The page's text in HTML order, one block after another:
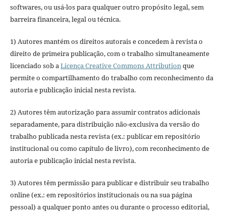
softwares, ou usá-los para qualquer outro propósito legal, sem
barreira financeira, legal ou técnica.
1) Autores mantém os direitos autorais e concedem à revista o
direito de primeira publicação, com o trabalho simultaneamente
licenciado sob aLicença Creative Commons Attributionque
permite o compartilhamento do trabalho com reconhecimento da
autoria e publicação inicial nesta revista.
2) Autores têm autorização para assumir contratos adicionais
separadamente, para distribuição não-exclusiva da versão do
trabalho publicada nesta revista (ex.: publicar em repositório
institucional ou como capítulo de livro), com reconhecimento de
autoria e publicação inicial nesta revista.
3) Autores têm permissão para publicar e distribuir seu trabalho
online (ex.: em repositórios institucionais ou na sua página
pessoal) a qualquer ponto antes ou durante o processo editorial,